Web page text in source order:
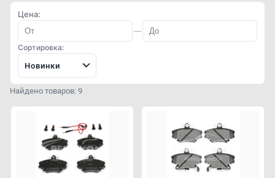
Цена:
—
Сортировка:
Новинки
Найдено товаров: 9